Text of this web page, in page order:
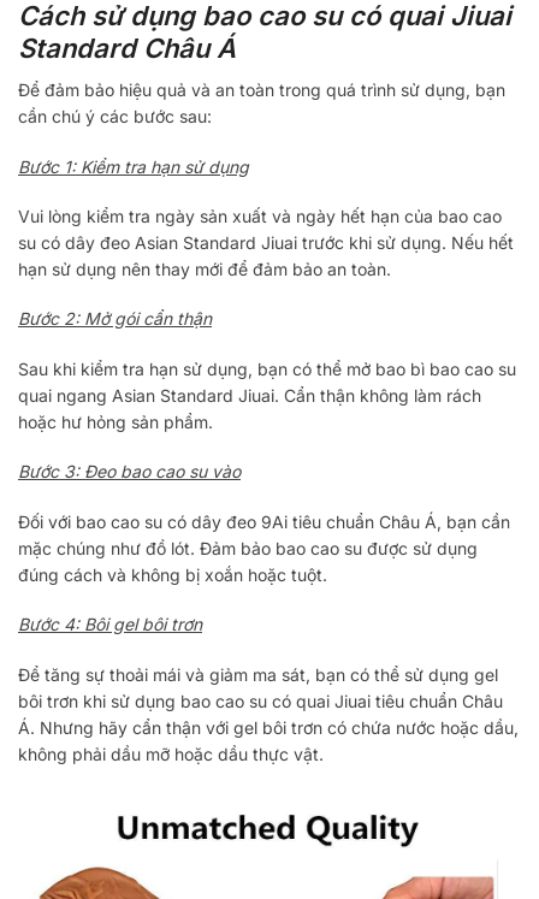
Cách sử dụng bao cao su có quai Jiuai
Standard Châu Á
Để đảm bảo hiệu quả và an toàn trong quá trình sử dụng, bạn
cần chú ý các bước sau:
Bước 1: Kiểm tra hạn sử dụng
Vui lòng kiểm tra ngày sản xuất và ngày hết hạn của bao cao
su có dây đeo Asian Standard Jiuai trước khi sử dụng. Nếu hết
hạn sử dụng nên thay mới để đảm bảo an toàn.
Bước 2: Mở gói cẩn thận
Sau khi kiểm tra hạn sử dụng, bạn có thể mở bao bì bao cao su
quai ngang Asian Standard Jiuai. Cẩn thận không làm rách
hoặc hư hỏng sản phẩm.
Bước 3: Đeo bao cao su vào
Đối với bao cao su có dây đeo 9Ai tiêu chuẩn Châu Á, bạn cần
mặc chúng như đồ lót. Đảm bảo bao cao su được sử dụng
đúng cách và không bị xoắn hoặc tuột.
Bước 4: Bôi gel bôi trơn
Để tăng sự thoải mái và giảm ma sát, bạn có thể sử dụng gel
bôi trơn khi sử dụng bao cao su có quai Jiuai tiêu chuẩn Châu
Á. Nhưng hãy cẩn thận với gel bôi trơn có chứa nước hoặc dầu,
không phải dầu mỡ hoặc dầu thực vật.